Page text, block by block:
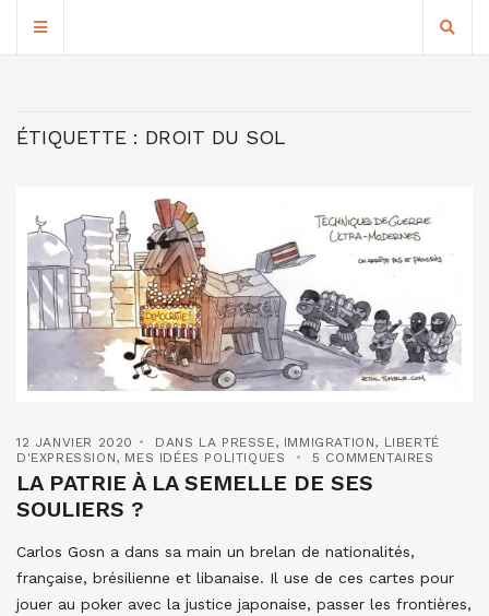
ÉTIQUETTE : DROIT DU SOL
12 JANVIER 2020 DANS LA PRESSE, IMMIGRATION, LIBERTÉ
D'EXPRESSION, MES IDÉES POLITIQUES 5 COMMENTAIRES
LA PATRIE À LA SEMELLE DE SES
SOULIERS ?
Carlos Gosn a dans sa main un brelan de nationalités,
française, brésilienne et libanaise. Il use de ces cartes pour
jouer au poker avec la justice japonaise, passer les frontières,